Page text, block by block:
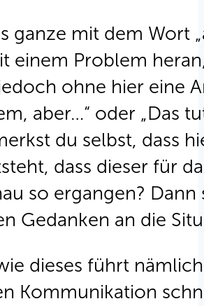
ganze mit dem Wort
einem Problem
ohne hier eine
aber…“ oder „Das
du selbst, dass
dass dieser für
so ergangen?
Gedanken an die
dieses führt
Kommunikation